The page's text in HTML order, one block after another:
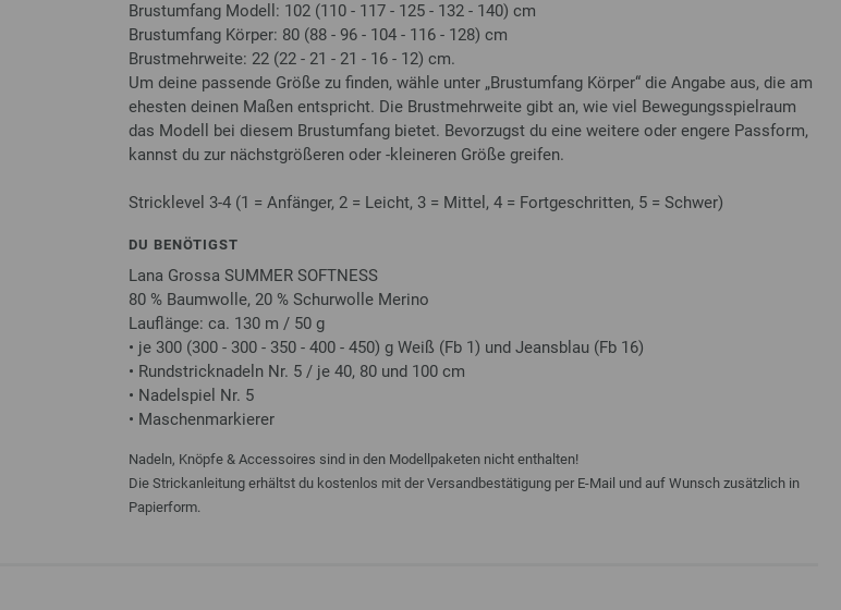
Brustumfang Modell: 102 (110 - 117 - 125 - 132 - 140) cm
Brustumfang Körper: 80 (88 - 96 - 104 - 116 - 128) cm
Brustmehrweite: 22 (22 - 21 - 21 - 16 - 12) cm.
Um deine passende Größe zu finden, wähle unter „Brustumfang Körper“ die Angabe aus, die am
ehesten deinen Maßen entspricht. Die Brustmehrweite gibt an, wie viel Bewegungsspielraum
das Modell bei diesem Brustumfang bietet. Bevorzugst du eine weitere oder engere Passform,
kannst du zur nächstgrößeren oder -kleineren Größe greifen.
Stricklevel 3-4 (1 = Anfänger, 2 = Leicht, 3 = Mittel, 4 = Fortgeschritten, 5 = Schwer)
DU BENÖTIGST
Lana Grossa SUMMER SOFTNESS
80 % Baumwolle, 20 % Schurwolle Merino
Lauflänge: ca. 130 m / 50 g
• je 300 (300 - 300 - 350 - 400 - 450) g Weiß (Fb 1) und Jeansblau (Fb 16)
• Rundstricknadeln Nr. 5 / je 40, 80 und 100 cm
• Nadelspiel Nr. 5
• Maschenmarkierer
Nadeln, Knöpfe & Accessoires sind in den Modellpaketen nicht enthalten!
Die Strickanleitung erhältst du kostenlos mit der Versandbestätigung per E-Mail und auf Wunsch zusätzlich in
Papierform.